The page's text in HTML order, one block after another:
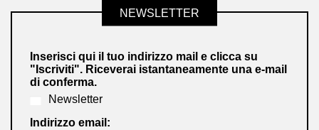
NEWSLETTER
Inserisci qui il tuo indirizzo mail e clicca su
"Iscriviti". Riceverai istantaneamente una e-mail
di conferma.
Newsletter
Indirizzo email: